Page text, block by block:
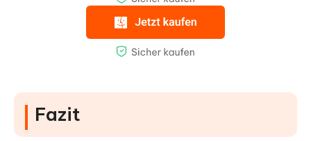
Fazit